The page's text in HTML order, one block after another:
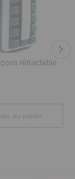
rétractable
au panier